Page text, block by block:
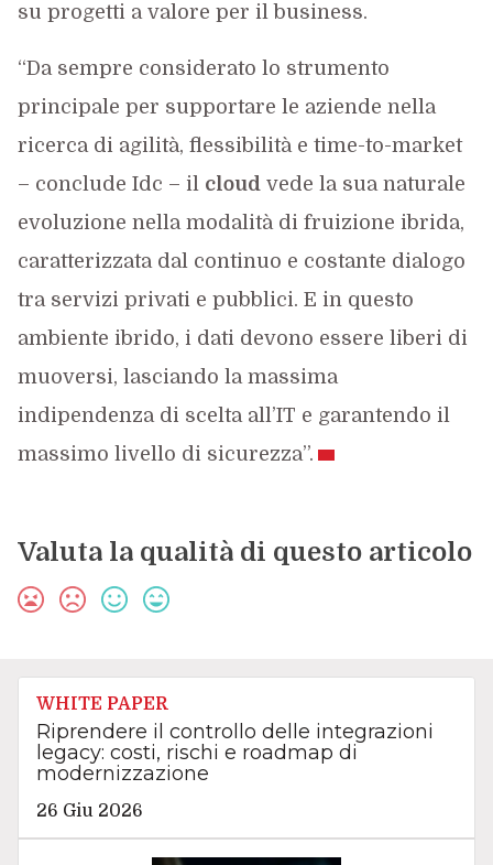
su progetti a valore per il business.
“Da sempre considerato lo strumento
principale per supportare le aziende nella
ricerca di agilità, flessibilità e time-to-market
– conclude Idc – il cloudvede la sua naturale
evoluzione nella modalità di fruizione ibrida,
caratterizzata dal continuo e costante dialogo
tra servizi privati e pubblici. E in questo
ambiente ibrido, i dati devono essere liberi di
muoversi, lasciando la massima
indipendenza di scelta all’IT e garantendo il
massimo livello di sicurezza”.
Valuta la qualità di questo articolo
WHITE PAPER
Riprendere il controllo delle integrazioni
legacy: costi, rischi e roadmap di
modernizzazione
26 Giu 2026